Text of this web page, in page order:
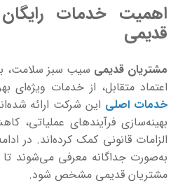
اهمیت خدمات
قدیمی
مشتریان قدیمی سیب سبز سلامت،
اعتماد متقابل، از خدمات ویژه‌ای
خدمات اصلی این شرکت ارائه
بهینه‌سازی فرآیندهای عملیاتی،
الزامات قانونی کمک کرده‌اند. در
به‌صورت جداگانه معرفی می‌شوند
مشتریان قدیمی مشخص شود.